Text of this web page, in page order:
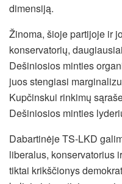
dimensiją.
Žinoma, šioje partijoje ir
konservatorių,
Dešiniosios minties
juos stengiasi
Kupčinskui rinkimų
Dešiniosios minties
Dabartinėje TS-LKD
liberalus, konservatorius
tiktai krikščionys